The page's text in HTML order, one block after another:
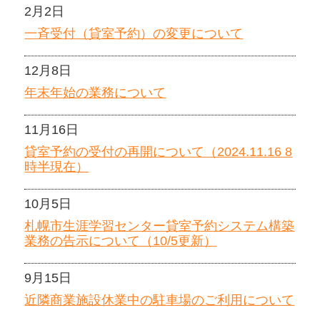
2月2日
一斉受付（貸室予約）の変更について
12月8日
年末年始の業務について
11月16日
貸室予約の受付の再開について（2024.11.16 8
時半現在）
10月5日
札幌市生涯学習センター貸室予約システム構築
業務の告示について（10/5更新）
9月15日
近隣商業施設休業中の駐車場のご利用について